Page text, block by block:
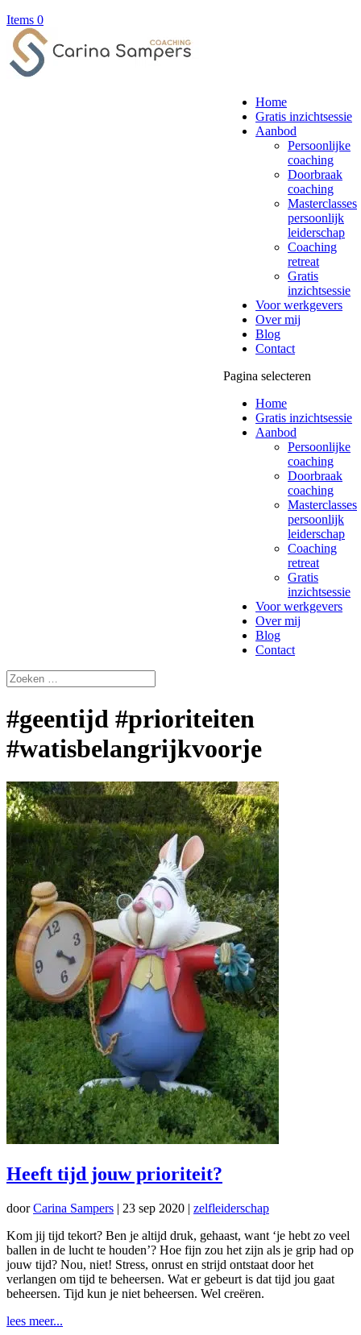
Items 0
Home
Gratis inzichtsessie
Aanbod
Persoonlijke
coaching
Doorbraak
coaching
Masterclasses
persoonlijk
leiderschap
Coaching
retreat
Gratis
inzichtsessie
Voor werkgevers
Over mij
Blog
Contact
Pagina selecteren
Home
Gratis inzichtsessie
Aanbod
Persoonlijke
coaching
Doorbraak
coaching
Masterclasses
persoonlijk
leiderschap
Coaching
retreat
Gratis
inzichtsessie
Voor werkgevers
Over mij
Blog
Contact
#geentijd #prioriteiten
#watisbelangrijkvoorje
Heeft tijd jouw prioriteit?
doorCarina Sampers | 23 sep 2020 | zelfleiderschap
Kom jij tijd tekort? Ben je altijd druk, gehaast, want ‘je hebt zo veel
ballen in de lucht te houden’? Hoe fijn zou het zijn als je grip had op
jouw tijd? Nou, niet! Stress, onrust en strijd ontstaat door het
verlangen om tijd te beheersen. Wat er gebeurt is dat tijd jou gaat
beheersen. Tijd kun je niet beheersen. Wel creëren.
lees meer...